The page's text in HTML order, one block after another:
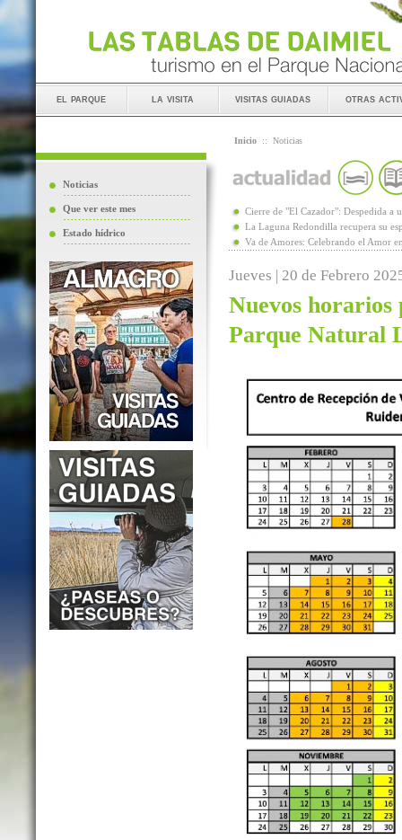
el parque la visita visitas guiadas otras
Noticias
Que ver este mes
Estado hídrico
Inicio :: Noticias
Cierre de "El Cazador": Despedida a
La Laguna Redondilla recupera su
Va de Amores: Celebrando el Amor
Jueves | 20 de Febrero
Nuevos horarios
Parque Natural